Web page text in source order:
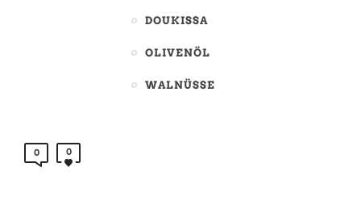
DOUKISSA
OLIVENÖL
WALNÜSSE
0 0